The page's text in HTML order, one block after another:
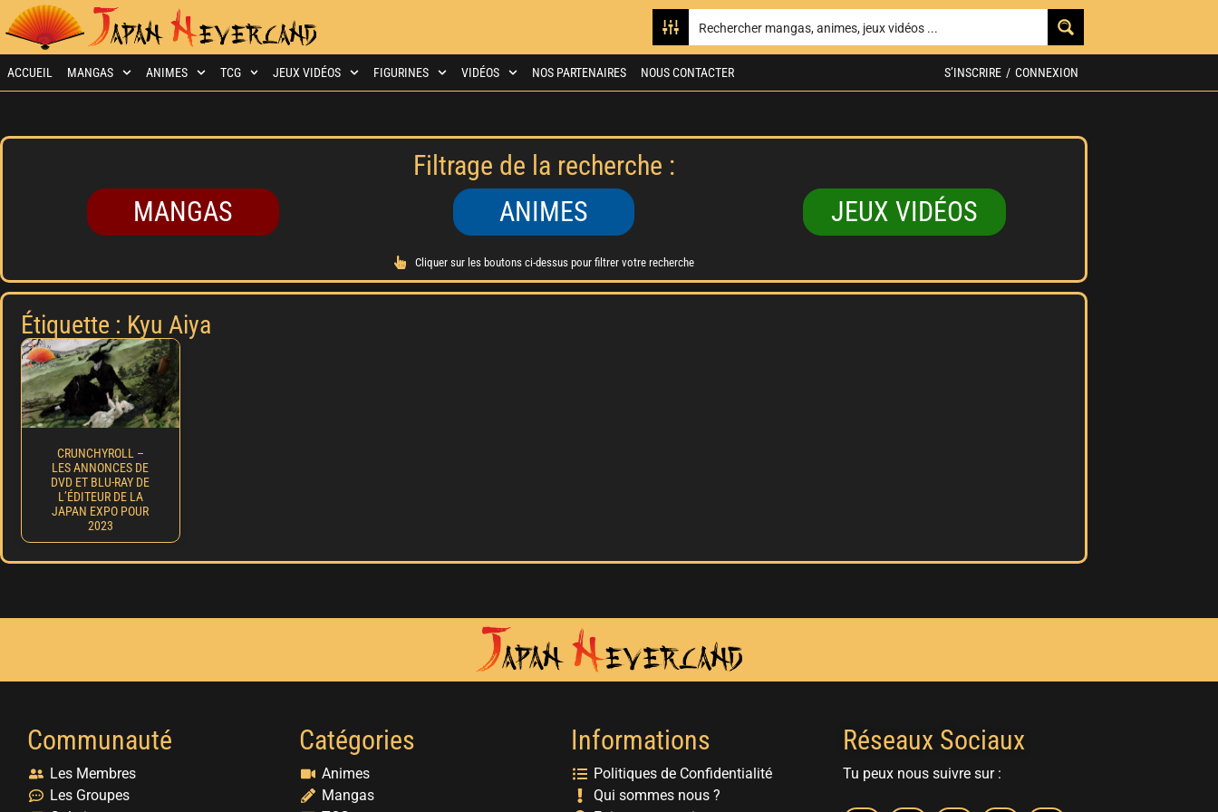
ACCUEIL MANGAS ANIMES TCG JEUX VIDÉOS FIGURINES VIDÉOS NOS PARTENAIRES NOUS CONTACTER S’INSCRIRE / CONNEXION
Filtrage de la recherche :
MANGAS
ANIMES JEUX VIDÉOS
Cliquer sur les boutons ci-dessus pour filtrer votre recherche
Étiquette : Kyu Aiya
CRUNCHYROLL –
LES ANNONCES DE
DVD ET BLU-RAY DE
L’ÉDITEUR DE LA
JAPAN EXPO POUR
2023
Communauté
Les Membres
Les Groupes
Catégories
Animes
Mangas
Informations
Politiques de Confidentialité
Qui sommes nous ?
Réseaux Sociaux
Tu peux nous suivre sur :